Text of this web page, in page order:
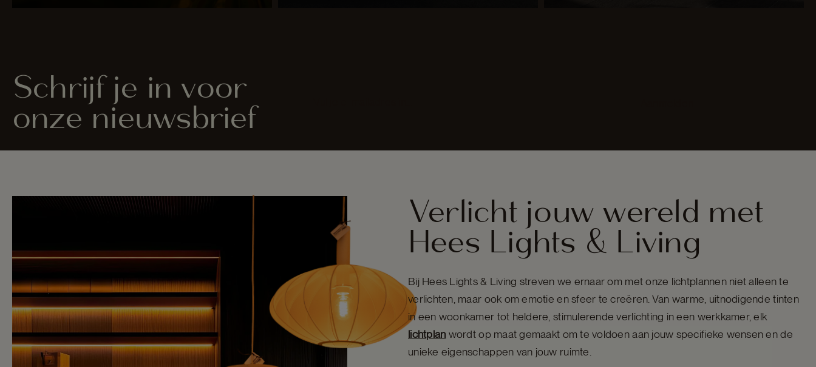
Schrijf je in voor
onze nieuwsbrief
Verlicht jouw wereld met
Hees Lights & Living
Bij Hees Lights & Living streven we ernaar om met onze lichtplannen niet alleen te
verlichten, maar ook om emotie en sfeer te creëren. Van warme, uitnodigende tinten
in een woonkamer tot heldere, stimulerende verlichting in een werkkamer, elk
lichtplan wordt op maat gemaakt om te voldoen aan jouw specifieke wensen en de
unieke eigenschappen van jouw ruimte.